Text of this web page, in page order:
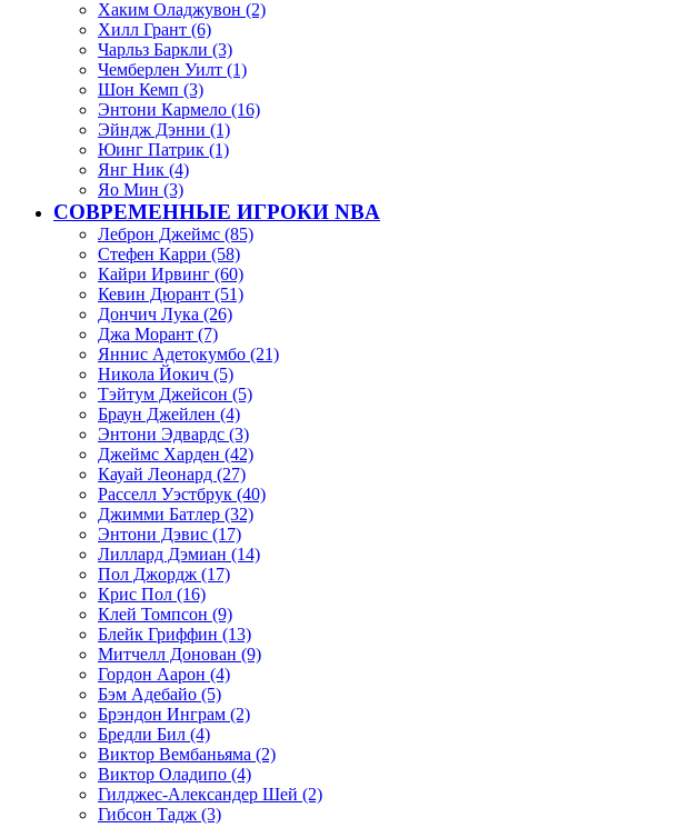
Хаким Оладжувон (2)
Хилл Грант (6)
Чарльз Баркли (3)
Чемберлен Уилт (1)
Шон Кемп (3)
Энтони Кармело (16)
Эйндж Дэнни (1)
Юинг Патрик (1)
Янг Ник (4)
Яо Мин (3)
СОВРЕМЕННЫЕ ИГРОКИ NBA
Леброн Джеймс (85)
Стефен Карри (58)
Кайри Ирвинг (60)
Кевин Дюрант (51)
Дончич Лука (26)
Джа Морант (7)
Яннис Адетокумбо (21)
Никола Йокич (5)
Тэйтум Джейсон (5)
Браун Джейлен (4)
Энтони Эдвардс (3)
Джеймс Харден (42)
Кауай Леонард (27)
Расселл Уэстбрук (40)
Джимми Батлер (32)
Энтони Дэвис (17)
Лиллард Дэмиан (14)
Пол Джордж (17)
Крис Пол (16)
Клей Томпсон (9)
Блейк Гриффин (13)
Митчелл Донован (9)
Гордон Аарон (4)
Бэм Адебайо (5)
Брэндон Инграм (2)
Бредли Бил (4)
Виктор Вембаньяма (2)
Виктор Оладипо (4)
Гилджес-Александер Шей (2)
Гибсон Тадж (3)